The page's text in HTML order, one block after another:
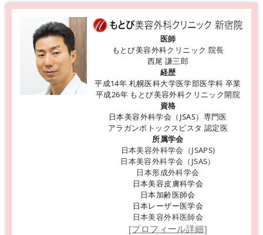
医師
もとび美容外科クリニック 院長
西尾 謙三郎
経歴
平成14年 札幌医科大学医学部医学科 卒業
平成26年 もとび美容外科クリニック開院
資格
日本美容外科学会（JSAS）専門医
アラガンボトックスビスタ 認定医
所属学会
日本美容外科学会（JSAPS)
日本美容外科学会（JSAS）
日本形成外科学会
日本美容皮膚科学会
日本加齢医師会
日本レーザー医学会
日本美容外科医師会
[プロフィール詳細]